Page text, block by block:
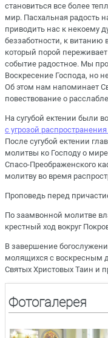
становиться все более
мир. Пасхальная радость
приводить нас к некоему
беззаботности, к витанию
который порой
событие радостное. Мы
Воскресение Господа, но
Об этом нам напоминает
повествование о
На сугубой ектении были
с угрозой
После сугубой ектении
молитвы ко Господу о
Спасо-Преображенского
молитву во время
Проповедь перед
По заамвонной молитве
крестный ход вокруг
В завершение
молящихся с воскресным
Святых Христовых Таин и
Фотогалерея